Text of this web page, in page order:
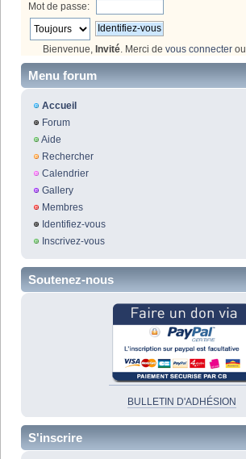
Mot de passe:
Bienvenue, Invité. Merci de vous connecter
Menu forum
Accueil
Forum
Aide
Rechercher
Calendrier
Gallery
Membres
Identifiez-vous
Inscrivez-vous
Soutenez-nous
BULLETIN D'ADHÉSION
S'inscrire